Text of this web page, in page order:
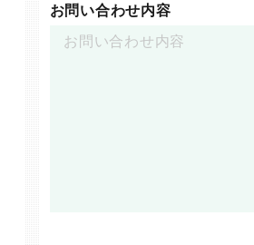
お問い合わせ内容